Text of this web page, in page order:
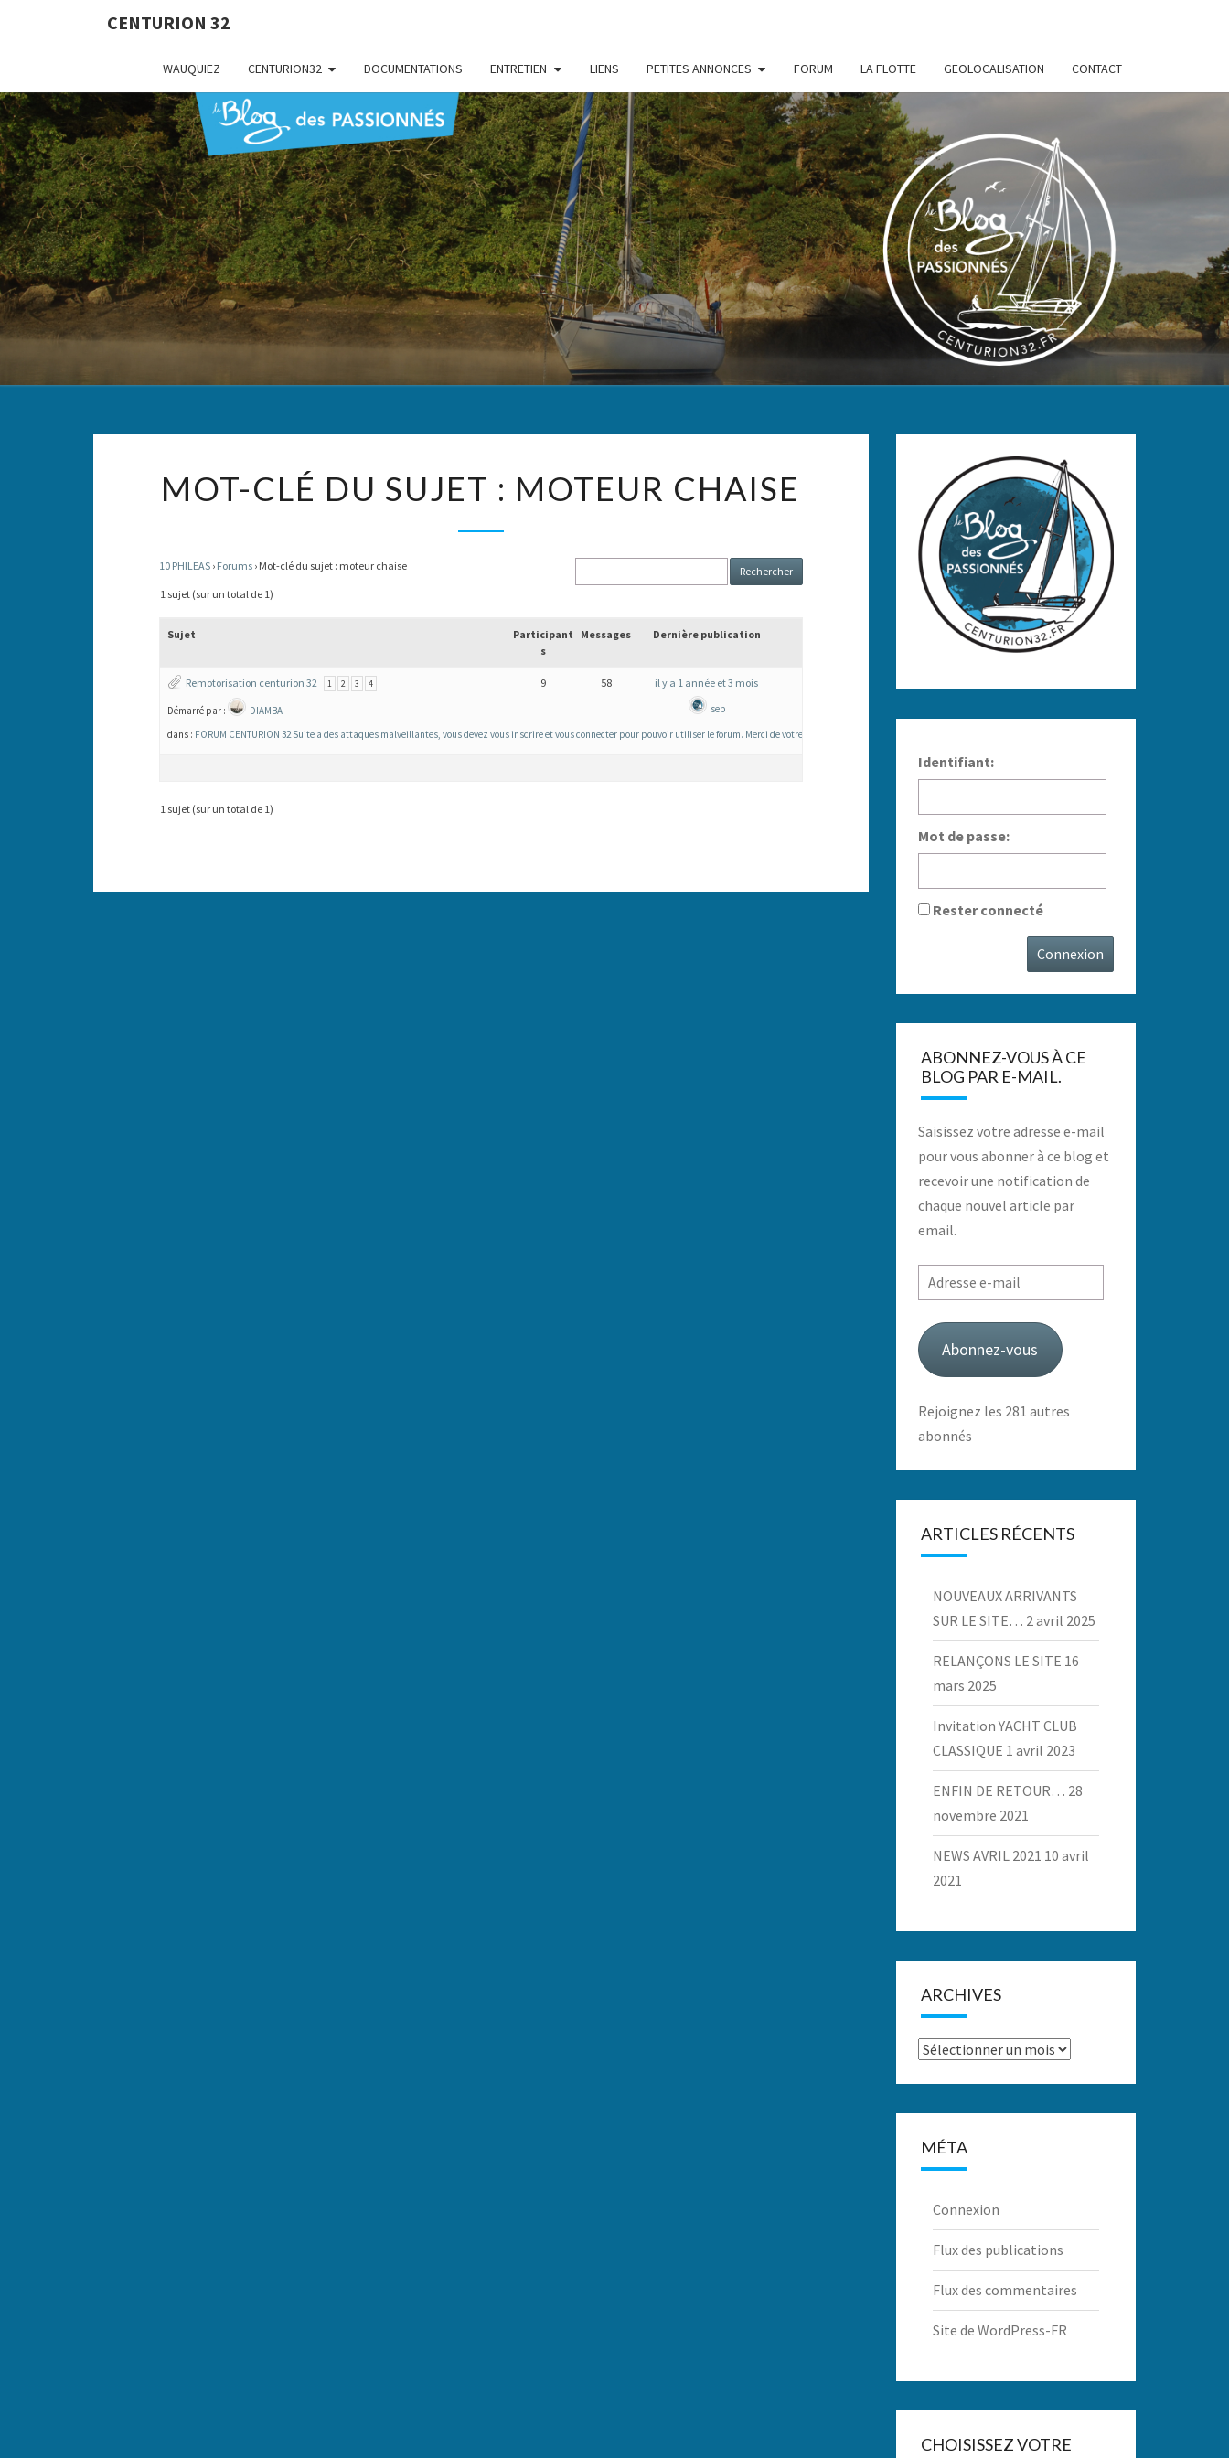
CENTURION 32
WAUQUIEZ CENTURION32 DOCUMENTATIONS ENTRETIEN LIENS PETITES ANNONCES FORUM LA FLOTTE GEOLOCALISATION CONTACT
CENTURION
32
Le Blog
Des
Passionnés
CLÉ
CHAISE
MOT-CLÉ DU SUJET : MOTEUR CHAISE
10 PHILEAS › Forums › Mot-clé du sujet : moteur chaise
1 sujet (sur un total de 1)
Sujet
Participant
s
Messages Dernière publication
Remotorisation centurion 32 1 2 3 4
Démarré par :
DIAMBA
dans : FORUM CENTURION 32 Suite a des attaques malveillantes, vous devez vous inscrire et vous connecter pour pouvoir utiliser le forum. Merci de votre compréhension. Seb!
9 58 il y a 1 année et 3 mois
seb
1 sujet (sur un total de 1)
Identifiant:
Mot de passe:
Rester connecté
Connexion
ABONNEZ-VOUS À CE
BLOG PAR E-MAIL.
Saisissez votre adresse e-mail
pour vous abonner à ce blog et
recevoir une notification de
chaque nouvel article par
email.
Adresse
e-
mail
Abonnez-vous
Rejoignez les 281 autres
abonnés
ARTICLES RÉCENTS
NOUVEAUX ARRIVANTS
SUR LE SITE… 2 avril 2025
RELANÇONS LE SITE 16
mars 2025
Invitation YACHT CLUB
CLASSIQUE 1 avril 2023
ENFIN DE RETOUR… 28
novembre 2021
NEWS AVRIL 2021 10 avril
2021
ARCHIVES
Archives
MÉTA
Connexion
Flux des publications
Flux des commentaires
Site de WordPress-FR
CHOISISSEZ VOTRE